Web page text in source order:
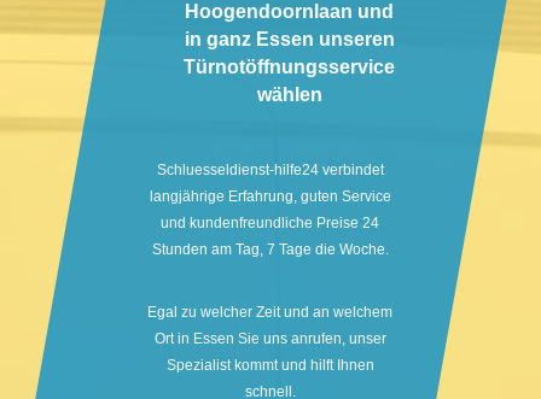
Hoogendoornlaan und
in ganz Essen unseren
Türnotöffnungsservice
wählen
Schluesseldienst-hilfe24 verbindet
langjährige Erfahrung, guten Service
und kundenfreundliche Preise 24
Stunden am Tag, 7 Tage die Woche.
Egal zu welcher Zeit und an welchem
Ort in Essen Sie uns anrufen, unser
Spezialist kommt und hilft Ihnen
schnell.